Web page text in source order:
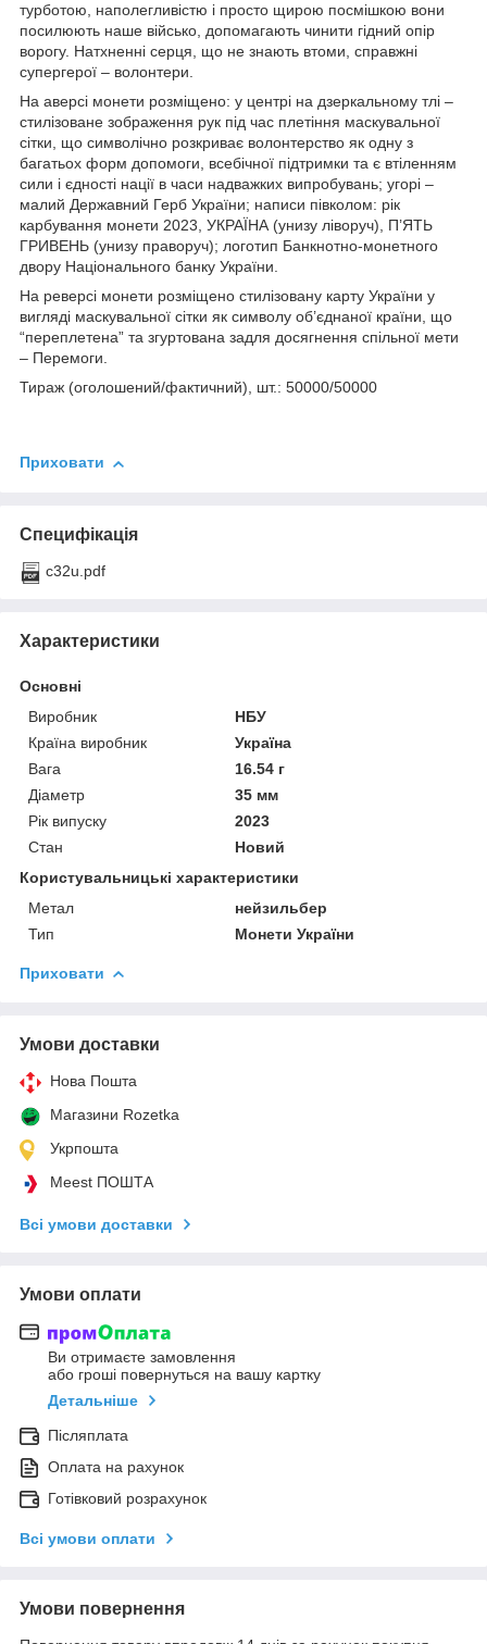
турботою, наполегливістю і просто щирою посмішкою вони
посилюють наше військо, допомагають чинити гідний опір
ворогу. Натхненні серця, що не знають втоми, справжні
супергерої – волонтери.
На аверсі монети розміщено: у центрі на дзеркальному тлі –
стилізоване зображення рук під час плетіння маскувальної
сітки, що символічно розкриває волонтерство як одну з
багатьох форм допомоги, всебічної підтримки та є втіленням
сили і єдності нації в часи надважких випробувань; угорі –
малий Державний Герб України; написи півколом: рік
карбування монети 2023, УКРАЇНА (унизу ліворуч), П’ЯТЬ
ГРИВЕНЬ (унизу праворуч); логотип Банкнотно-монетного
двору Національного банку України.
На реверсі монети розміщено стилізовану карту України у
вигляді маскувальної сітки як символу об’єднаної країни, що
“переплетена” та згуртована задля досягнення спільної мети
– Перемоги.
Тираж (оголошений/фактичний), шт.: 50000/50000
Приховати
Специфікація
c32u.pdf
Характеристики
Основні
Виробник
НБУ
Країна виробник
Україна
Вага
16.54 г
Діаметр
35 мм
Рік випуску
2023
Стан
Новий
Користувальницькі характеристики
Метал
нейзильбер
Тип
Монети України
Приховати
Умови доставки
Нова Пошта
Магазини Rozetka
Укрпошта
Meest ПОШТА
Всі умови доставки
Умови оплати
Ви отримаєте замовлення
або гроші повернуться на вашу картку
Детальніше
Післяплата
Оплата на рахунок
Готівковий розрахунок
Всі умови оплати
Умови повернення